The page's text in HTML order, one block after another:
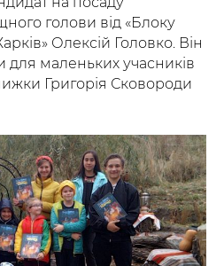
голови від «Блоку
Олексій Головко. Він
для маленьких учасників
Григорія Сковороди